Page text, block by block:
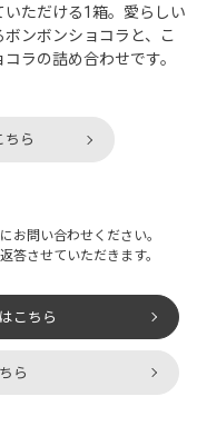
ただける1箱。愛らしい
ンボンショコラと、こ
ラの詰め合わせです。
ちら
お問い合わせください。
答させていただきます。
こちら
ら